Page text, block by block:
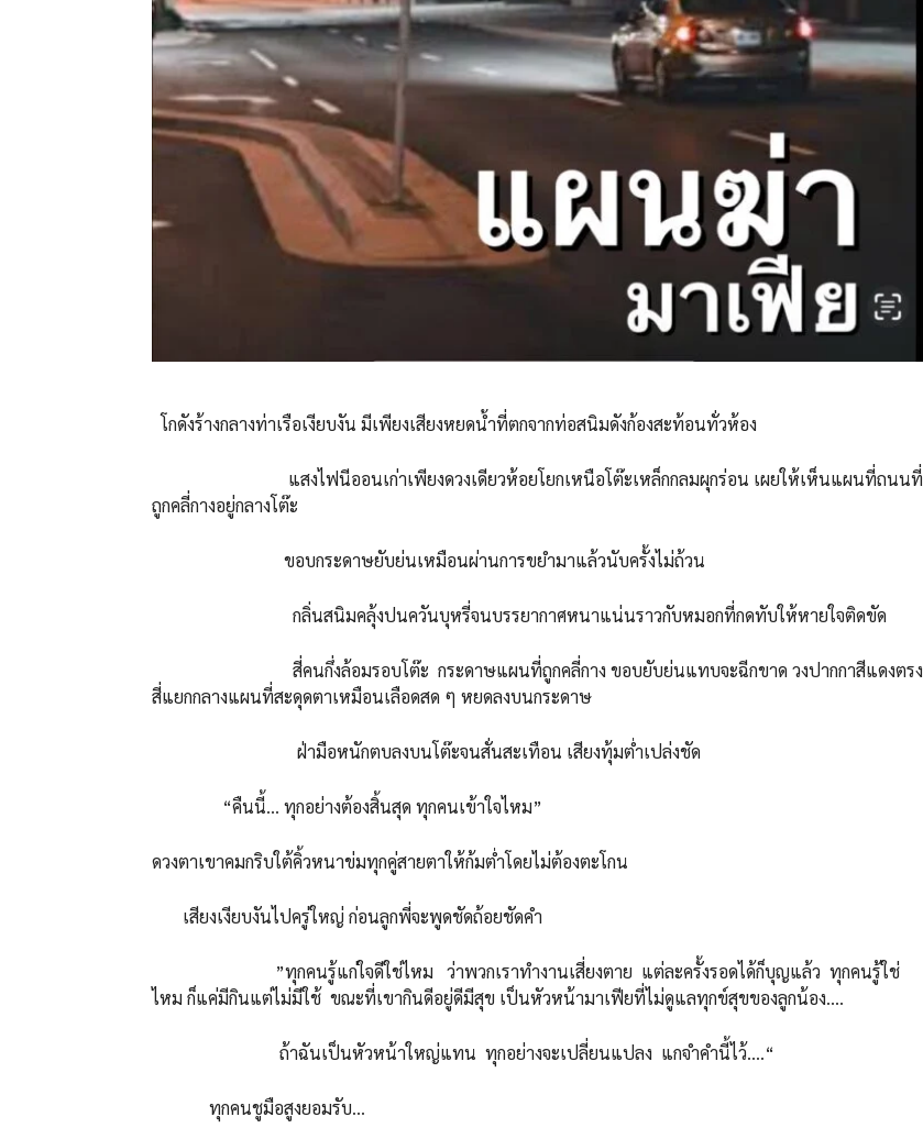
โกดังร้างกลางท่าเรือเงียบงัน มีเพียงเสียงหยดน้ำที่ตกจากท่อสนิมดังก้องสะท้อนทั่วห้อง
แสงไฟนีออนเก่าเพียงดวงเดียวห้อยโยกเหนือโต๊ะเหล็กกลมผุกร่อน เผยให้เห็นแผนที่ถนนที่
ถูกคลี่กางอยู่กลางโต๊ะ
ขอบกระดาษยับย่นเหมือนผ่านการขยำมาแล้วนับครั้งไม่ถ้วน
กลิ่นสนิมคลุ้งปนควันบุหรี่จนบรรยากาศหนาแน่นราวกับหมอกที่กดทับให้หายใจติดขัด
สี่คนกึ่งล้อมรอบโต๊ะ กระดาษแผนที่ถูกคลี่กาง ขอบยับย่นแทบจะฉีกขาด วงปากกาสีแดงตรง
สี่แยกกลางแผนที่สะดุดตาเหมือนเลือดสด ๆ หยดลงบนกระดาษ
ฝ่ามือหนักตบลงบนโต๊ะจนสั่นสะเทือน เสียงทุ้มต่ำเปล่งชัด
“คืนนี้… ทุกอย่างต้องสิ้นสุด ทุกคนเข้าใจไหม”
ดวงตาเขาคมกริบใต้คิ้วหนาข่มทุกคู่สายตาให้ก้มต่ำโดยไม่ต้องตะโกน
เสียงเงียบงันไปครู่ใหญ่ ก่อนลูกพี่จะพูดชัดถ้อยชัดคำ
”ทุกคนรู้แก่ใจดีใช่ไหม ว่าพวกเราทำงานเสี่ยงตาย แต่ละครั้งรอดได้ก็บุญแล้ว ทุกคนรู้ใช่
ไหม ก็แค่มีกินแต่ไม่มีใช้ ขณะที่เขากินดีอยู่ดีมีสุข เป็นหัวหน้ามาเฟียที่ไม่ดูแลทุกข์สุขของลูกน้อง….
ถ้าฉันเป็นหัวหน้าใหญ่แทน ทุกอย่างจะเปลี่ยนแปลง แกจำคำนี้ไว้….“
ทุกคนชูมือสูงยอมรับ…